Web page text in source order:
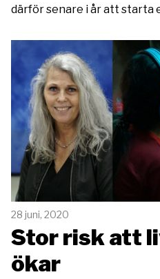
därför senare i år att starta
28 juni, 2020
Stor risk att
ökar